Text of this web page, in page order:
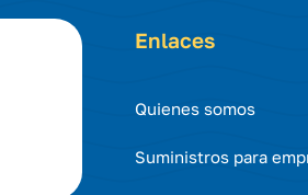
Enlaces
Quienes somos
Suministros para